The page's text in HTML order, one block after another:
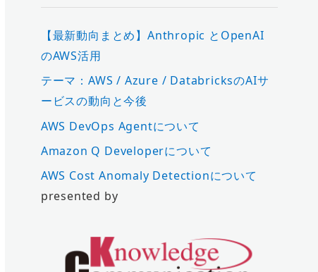
【最新動向まとめ】Anthropic とOpenAI
のAWS活用
テーマ：AWS / Azure / DatabricksのAIサ
ービスの動向と今後
AWS DevOps Agentについて
Amazon Q Developerについて
AWS Cost Anomaly Detectionについて
presented by